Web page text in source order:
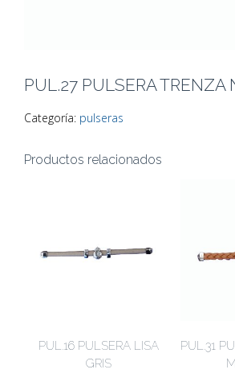
PUL.27 PULSERA TRENZA
Categoría: pulseras
Productos relacionados
PUL.16 PULSERA LISA
GRIS
PUL.31